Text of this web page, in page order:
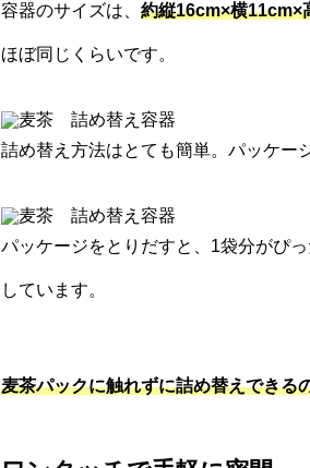
容器のサイズは、 約縦16cm×横11cm×
ほぼ同じくらいです。
詰め替え方法はとても簡単。パッケー
パッケージをとりだすと、1袋分がぴ
しています。
麦茶パックに触れずに詰め替えできる